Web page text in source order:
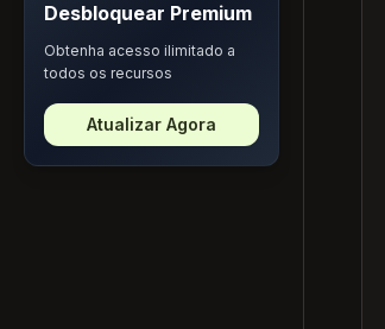
Desbloquear Premium
Obtenha acesso ilimitado a
todos os recursos
Atualizar Agora